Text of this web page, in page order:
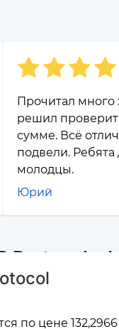
Прочитал много
решил
сумме. Всё
подвели. Ребята
молодцы.
Юрий
и
по цене